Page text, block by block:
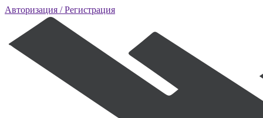
Авторизация / Регистрация